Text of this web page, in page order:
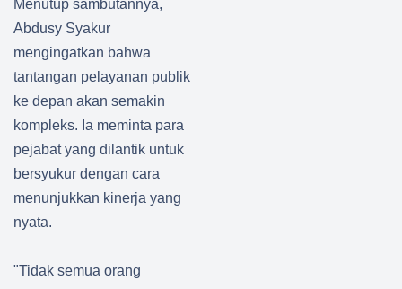
Menutup sambutannya,
Abdusy Syakur
mengingatkan bahwa
tantangan pelayanan publik
ke depan akan semakin
kompleks. Ia meminta para
pejabat yang dilantik untuk
bersyukur dengan cara
menunjukkan kinerja yang
nyata.
"Tidak semua orang